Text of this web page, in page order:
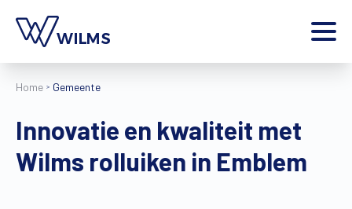
Home
Producten
Home Gemeente
Innovatie en kwaliteit met
Wilms rolluiken in Emblem